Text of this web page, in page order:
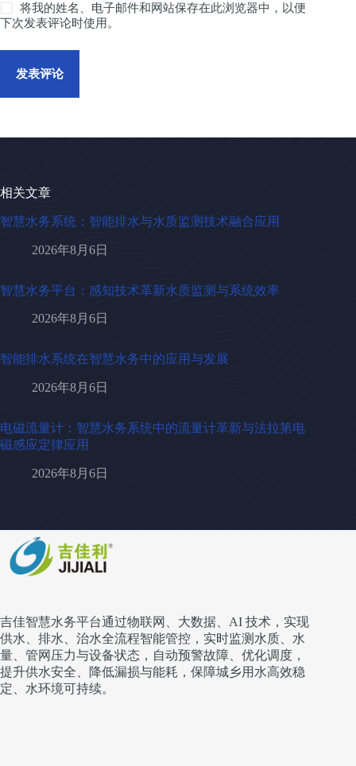
将我的姓名、电子邮件和网站保存在此浏览器中，以便
下次发表评论时使用。
发表评论
相关文章
智慧水务系统：智能排水与水质监测技术融合应用
2026年8月6日
智慧水务平台：感知技术革新水质监测与系统效率
2026年8月6日
智能排水系统在智慧水务中的应用与发展
2026年8月6日
电磁流量计：智慧水务系统中的流量计革新与法拉第电
磁感应定律应用
2026年8月6日
吉佳智慧水务平台通过物联网、大数据、AI 技术，实现
供水、排水、治水全流程智能管控，实时监测水质、水
量、管网压力与设备状态，自动预警故障、优化调度，
提升供水安全、降低漏损与能耗，保障城乡用水高效稳
定、水环境可持续。